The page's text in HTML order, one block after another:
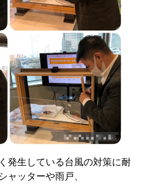
発生している台風の対策に耐
ャッターや雨戸、